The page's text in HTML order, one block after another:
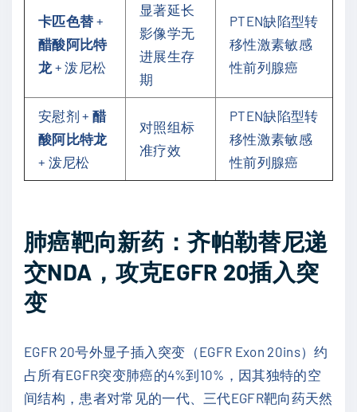
卡匹色替 +
醋酸阿比特
龙 + 泼尼松
显著延长
影像学无
进展生存
期
PTEN缺陷型转
移性激素敏感
性前列腺癌
安慰剂 + 醋
酸阿比特龙
+ 泼尼松
对照组标
准疗效
PTEN缺陷型转
移性激素敏感
性前列腺癌
肺癌靶向新药：齐帕勒替尼递
交NDA，攻克EGFR 20插入突
变
EGFR 20号外显子插入突变（EGFR Exon 20ins）约
占所有EGFR突变肺癌的4%到10%，因其独特的空
间结构，患者对常见的一代、三代EGFR靶向药天然